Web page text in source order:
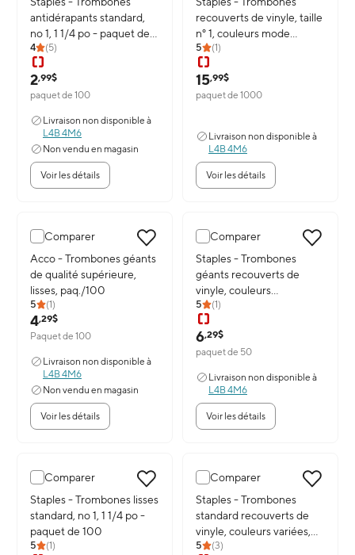
antidérapants standard,
no 1, 1 1/4 po - paquet de
100
4 (5)
2,99$
paquet de 100
Livraison non disponible à
L4B 4M6
Non vendu en magasin
Voir les détails
recouverts de vinyle, taille
n° 1, couleurs mode
variées, paq./1000
5 (1)
15,99$
paquet de 1000
Livraison non disponible à
L4B 4M6
Voir les détails
Comparer
Image du produit: Acco - Trombones géants de qualité
Acco - Trombones géants
de qualité supérieure,
lisses, paq./100
5 (1)
4,29$
Paquet de 100
Livraison non disponible à
L4B 4M6
Non vendu en magasin
Voir les détails
Comparer
Image du produit: Staples -
Staples - Trombones
géants recouverts de
vinyle, couleurs
métalliques variées,
paquet de 50
5 (1)
6,29$
paquet de 50
Livraison non disponible à
L4B 4M6
Voir les détails
Comparer
Image du produit: Staples - Trombones lisses standard, no 1, 1 1/4
Staples - Trombones lisses
standard, no 1, 1 1/4 po -
paquet de 100
5 (1)
Comparer
Image du produit: Staples -
Staples - Trombones
standard recouverts de
vinyle, couleurs variées,
100/pqt
5 (3)